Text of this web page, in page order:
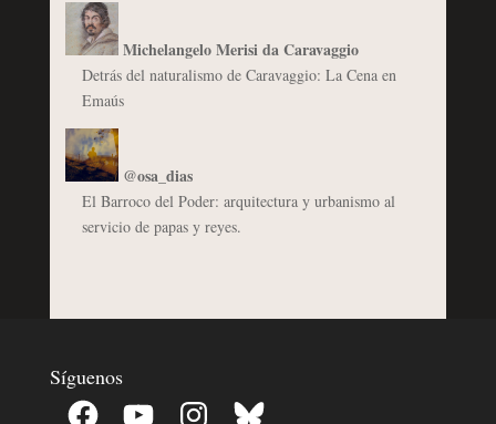
Michelangelo Merisi da Caravaggio
Detrás del naturalismo de Caravaggio: La Cena en
Emaús
@osa_dias
El Barroco del Poder: arquitectura y urbanismo al
servicio de papas y reyes.
Síguenos
Facebook YouTube InstagramBluesky